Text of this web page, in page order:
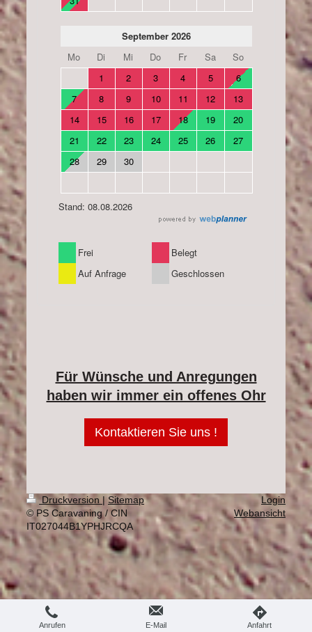
Für Wünsche und Anregungen
haben wir immer ein offenes Ohr
Kontaktieren Sie uns !
Druckversion | Sitemap
© PS Caravaning / CIN
IT027044B1YPHJRCQA
Login
Webansicht
Anrufen E-Mail Anfahrt